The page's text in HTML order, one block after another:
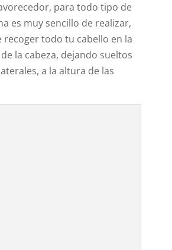
para todo tipo de
es muy sencillo de realizar,
recoger todo tu cabello en la
la cabeza, dejando sueltos
a la altura de las